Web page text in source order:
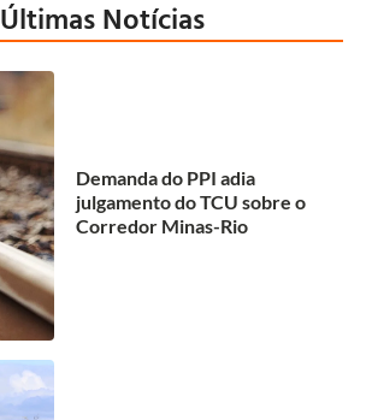
Últimas Notícias
Demanda do PPI adia
julgamento do TCU sobre o
Corredor Minas-Rio